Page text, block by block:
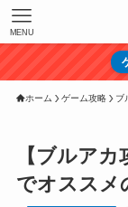
MENU
ホーム ゲーム攻略 ブ
【ブルア
でオススメ